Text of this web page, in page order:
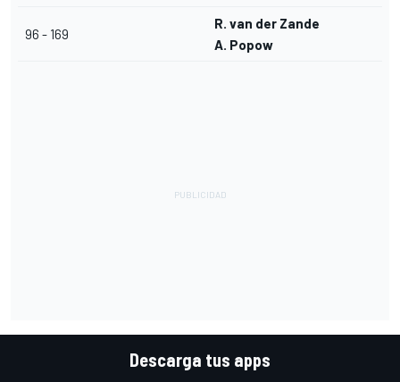
96 - 169
R. van der Zande
A. Popow
Descarga tus apps